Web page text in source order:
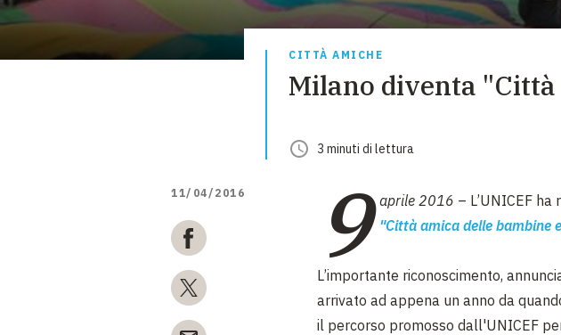
EMERGENZE
DIVERSI MODI PER
CITTÀ AMICHE
Milano diventa
3 minuti di lettura
11/04/2016 9 aprile 2016 – L’UNICEF ha
"Città amica delle bambine
L’importante riconoscimento,
arrivato ad appena un anno da
il percorso promosso dall'UNICEF